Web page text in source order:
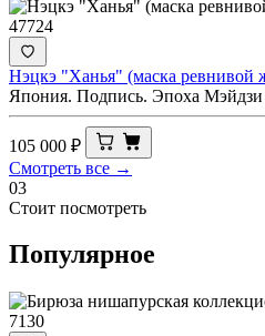
47724
Нэцкэ "Ханья" (маска ревнивой
Япония. Подпись. Эпоха Мэйдзи
105 000 ₽
Смотреть все →
03
Стоит посмотреть
Популярное
7130